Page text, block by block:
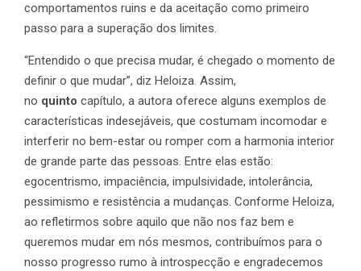
comportamentos ruins e da aceitação como primeiro
passo para a superação dos limites.
“Entendido o que precisa mudar, é chegado o momento de
definir o que mudar”, diz Heloiza. Assim,
no quinto capítulo, a autora oferece alguns exemplos de
características indesejáveis, que costumam incomodar e
interferir no bem-estar ou romper com a harmonia interior
de grande parte das pessoas. Entre elas estão:
egocentrismo, impaciência, impulsividade, intolerância,
pessimismo e resistência a mudanças. Conforme Heloiza,
ao refletirmos sobre aquilo que não nos faz bem e
queremos mudar em nós mesmos, contribuímos para o
nosso progresso rumo à introspecção e engradecemos